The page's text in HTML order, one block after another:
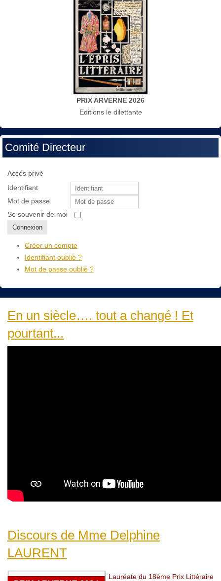
PRIX ARVERNE 2026
Editions le dilettante
Comité Directeur
Accès privé
Identifiant
Mot de passe
Se souvenir de moi
Connexion
Créer un compte
Identifiant oublié ?
Mot de passe oublié ?
En un siècle…. tout a changé ! Et
pourtant...
Discours de Mme Delphine
LAURENT
Lauréate du 18ème Prix Littéraire